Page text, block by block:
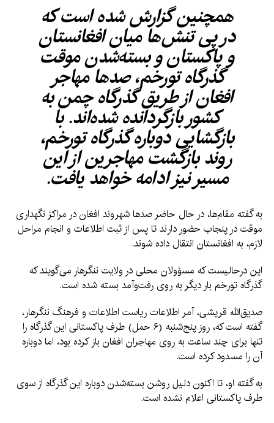
همچنین گزارش شده است که
در پی تنش‌ها میان افغانستان
و پاکستان و بسته‌شدن موقت
گذرگاه تورخم، صدها مهاجر
افغان از طریق گذرگاه چمن به
کشور بازگردانده شده‌اند. با
بازگشایی دوباره گذرگاه تورخم،
روند بازگشت مهاجرین از این
مسیر نیز ادامه خواهد یافت.
به گفته مقام‌ها، در حال حاضر صدها شهروند افغان در مراکز نگهداری
موقت در پنجاب حضور دارند تا پس از ثبت اطلاعات و انجام مراحل
لازم، به افغانستان انتقال داده شوند.
این درحالیست که مسؤولان محلی در ولایت ننگرهار می‌گویند که
گذرگاه تورخم بار دیگر به روی رفت‌وآمد بسته شده است.
صدیق‌الله قریشی، آمر اطلاعات ریاست اطلاعات و فرهنگ ننگرهار،
گفته است که، روز پنج‌شنبه (۶ حمل) طرف پاکستانی این گذرگاه را
تنها برای چند ساعت به روی مهاجران افغان باز کرده بود، اما دوباره
آن را مسدود کرده است.
به گفته او، تا اکنون دلیل روشن بسته‌شدن دوباره این گذرگاه از سوی
طرف پاکستانی اعلام نشده است.